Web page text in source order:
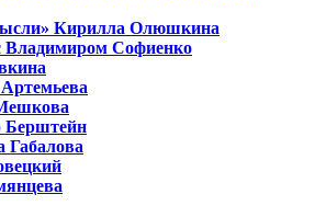
Кирилла Олюшкина
Владимиром Софиенко
Берштейн
Габалова